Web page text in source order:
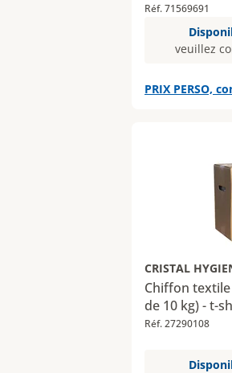
Réf. 71569691
veuillez
PRIX PERSO,
CRISTAL
Chiffon
de 10 kg) - t-
Réf. 27290108